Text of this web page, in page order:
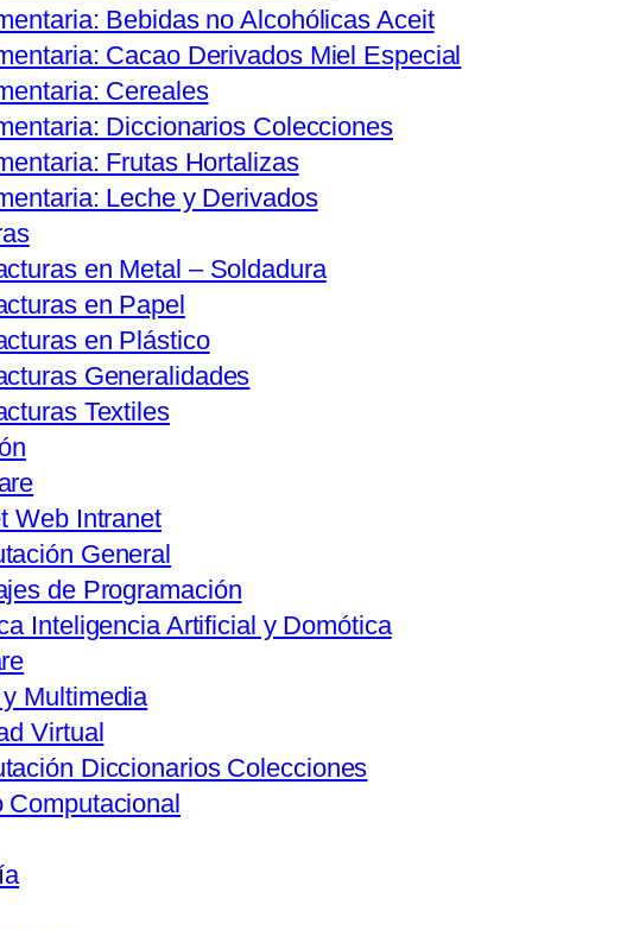
Bebidas no Alcohólicas Aceit
Cacao Derivados Miel Especial
Cereales
Diccionarios Colecciones
Frutas Hortalizas
Leche y Derivados
en Metal – Soldadura
en Papel
en Plástico
Generalidades
Textiles
Web Intranet
General
de Programación
Inteligencia Artificial y Domótica
Multimedia
Virtual
Diccionarios Colecciones
Computacional